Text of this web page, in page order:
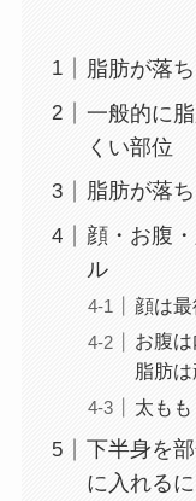
脂肪が落
一般的に
くい部位
脂肪が落
顔・お腹
ル
顔は
お腹
脂肪は
太も
下半身を
に入れる